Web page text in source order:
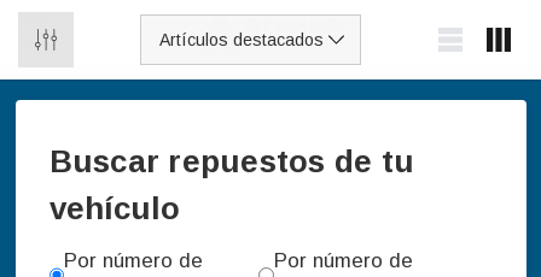
Buscar repuestos de tu
vehículo
Por número de
Por número de